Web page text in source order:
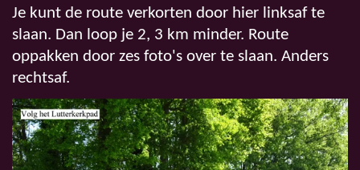
Je kunt de route verkorten door hier linksaf te
slaan. Dan loop je 2, 3 km minder. Route
oppakken door zes foto's over te slaan. Anders
rechtsaf.